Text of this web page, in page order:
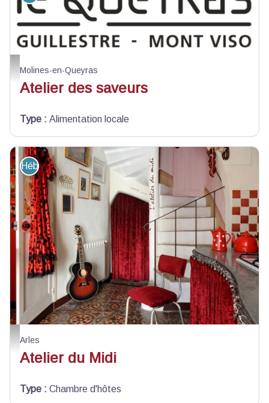
Atelier des saveurs_Molines-en-Queyras
Molines-en-Queyras
Atelier des saveurs
Type : Alimentation locale
accueil - ©atelierdumidi
Hébergement - Restauration
Arles
Atelier du Midi
Type : Chambre d'hôtes